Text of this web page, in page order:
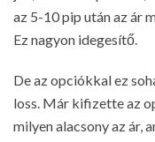
az 5-10 pip után az ár
Ez nagyon idegesítő.
De az opciókkal ez
loss. Már kifizette az
milyen alacsony az ár,